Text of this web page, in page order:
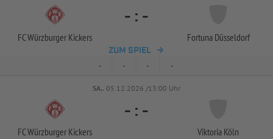
FC Würzburger Kickers
- : -
Fortuna Düsseldorf
ZUM SPIEL
- - - -
SA.. 05.12.2026 /13:00 Uhr
FC Würzburger Kickers
- : -
Viktoria Köln